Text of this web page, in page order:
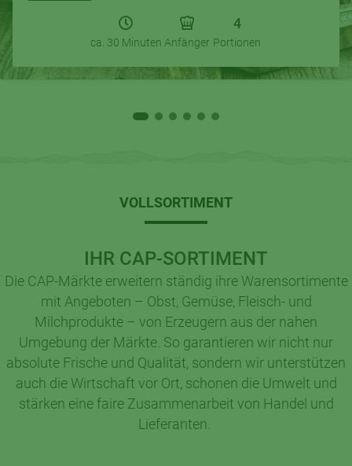
ca. 30 Minuten Anfänger
4
Portionen
VOLLSORTIMENT
IHR CAP-SORTIMENT
Die CAP-Märkte erweitern ständig ihre Warensortimente
mit Angeboten – Obst, Gemüse, Fleisch- und
Milchprodukte – von Erzeugern aus der nahen
Umgebung der Märkte. So garantieren wir nicht nur
absolute Frische und Qualität, sondern wir unterstützen
auch die Wirtschaft vor Ort, schonen die Umwelt und
stärken eine faire Zusammenarbeit von Handel und
Lieferanten.